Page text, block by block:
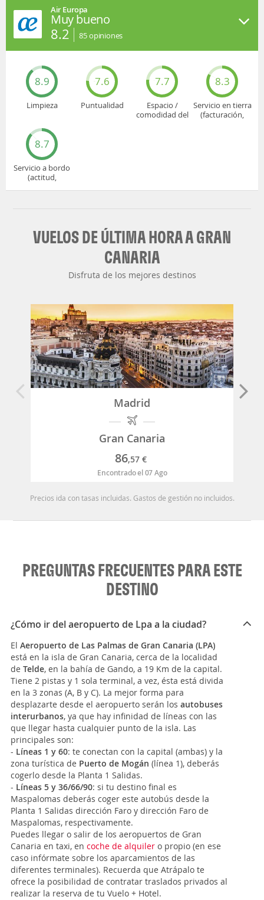
Air Europa
Muy bueno
8.2 85opiniones
8.9
Limpieza
7.6
Puntualidad
7.7
Espacio /
comodidad del
8.3
Servicio en tierra
(facturación,
8.7
Servicio a bordo
(actitud,
VUELOS DE ÚLTIMA HORA A GRAN
CANARIA
Disfruta de los mejores destinos
Madrid
Gran Canaria
86,57 €
Encontrado el 07 Ago
Precios ida con tasas incluidas. Gastos de gestión no incluidos.
PREGUNTAS FRECUENTES PARA ESTE
DESTINO
¿Cómo ir del aeropuerto de Lpa a la ciudad?
El Aeropuerto de Las Palmas de Gran Canaria (LPA)
está en la isla de Gran Canaria, cerca de la localidad
de Telde, en la bahía de Gando, a 19 Km de la capital.
Tiene 2 pistas y 1 sola terminal, a vez, ésta está divida
en la 3 zonas (A, B y C). La mejor forma para
desplazarte desde el aeropuerto serán los autobuses
interurbanos, ya que hay infinidad de líneas con las
que llegar hasta cualquier punto de la isla. Las
principales son:
- Líneas 1 y 60: te conectan con la capital (ambas) y la
zona turística de Puerto de Mogán (línea 1), deberás
cogerlo desde la Planta 1 Salidas.
- Líneas 5 y 36/66/90: si tu destino final es
Maspalomas deberás coger este autobús desde la
Planta 1 Salidas dirección Faro y dirección Faro de
Maspalomas, respectivamente.
Puedes llegar o salir de los aeropuertos de Gran
Canaria en taxi, en coche de alquiler o propio (en ese
caso infórmate sobre los aparcamientos de las
diferentes terminales). Recuerda que Atrápalo te
ofrece la posibilidad de contratar traslados privados al
realizar la reserva de tu Vuelo + Hotel.